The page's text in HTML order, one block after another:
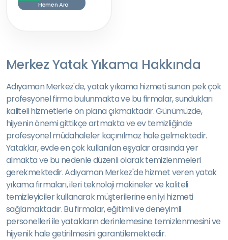
Hemen Ara
Merkez Yatak Yıkama Hakkında
Adıyaman Merkez'de, yatak yıkama hizmeti sunan pek çok
profesyonel firma bulunmakta ve bu firmalar, sundukları
kaliteli hizmetlerle ön plana çıkmaktadır. Günümüzde,
hijyenin önemi gittikçe artmakta ve ev temizliğinde
profesyonel müdahaleler kaçınılmaz hale gelmektedir.
Yataklar, evde en çok kullanılan eşyalar arasında yer
almakta ve bu nedenle düzenli olarak temizlenmeleri
gerekmektedir. Adıyaman Merkez'de hizmet veren yatak
yıkama firmaları, ileri teknoloji makineler ve kaliteli
temizleyiciler kullanarak müşterilerine en iyi hizmeti
sağlamaktadır. Bu firmalar, eğitimli ve deneyimli
personelleri ile yatakların derinlemesine temizlenmesini ve
hijyenik hale getirilmesini garantilemektedir.